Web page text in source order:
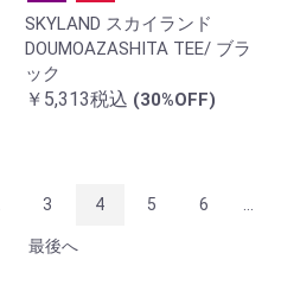
SKYLAND スカイランド
DOUMOAZASHITA TEE/ ブラ
ック
￥5,313税込 (30%OFF)
3 4 5 6
最後へ